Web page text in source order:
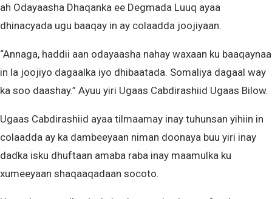
ah Odayaasha Dhaqanka ee Degmada Luuq ayaa
dhinacyada ugu baaqay in ay colaadda joojiyaan.
“Annaga, haddii aan odayaasha nahay waxaan ku baaqaynaa
in la joojiyo dagaalka iyo dhibaatada. Somaliya dagaal way
ka soo daashay.” Ayuu yiri Ugaas Cabdirashiid Ugaas Bilow.
Ugaas Cabdirashiid ayaa tilmaamay inay tuhunsan yihiin in
colaadda ay ka dambeeyaan niman doonaya buu yiri inay
dadka isku dhuftaan amaba raba inay maamulka ku
xumeeyaan shaqaaqadaan socoto.